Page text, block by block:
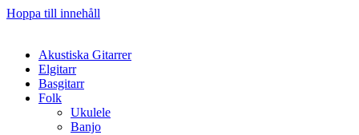
Hoppa till innehåll
Akustiska Gitarrer
Elgitarr
Basgitarr
Folk
Ukulele
Banjo